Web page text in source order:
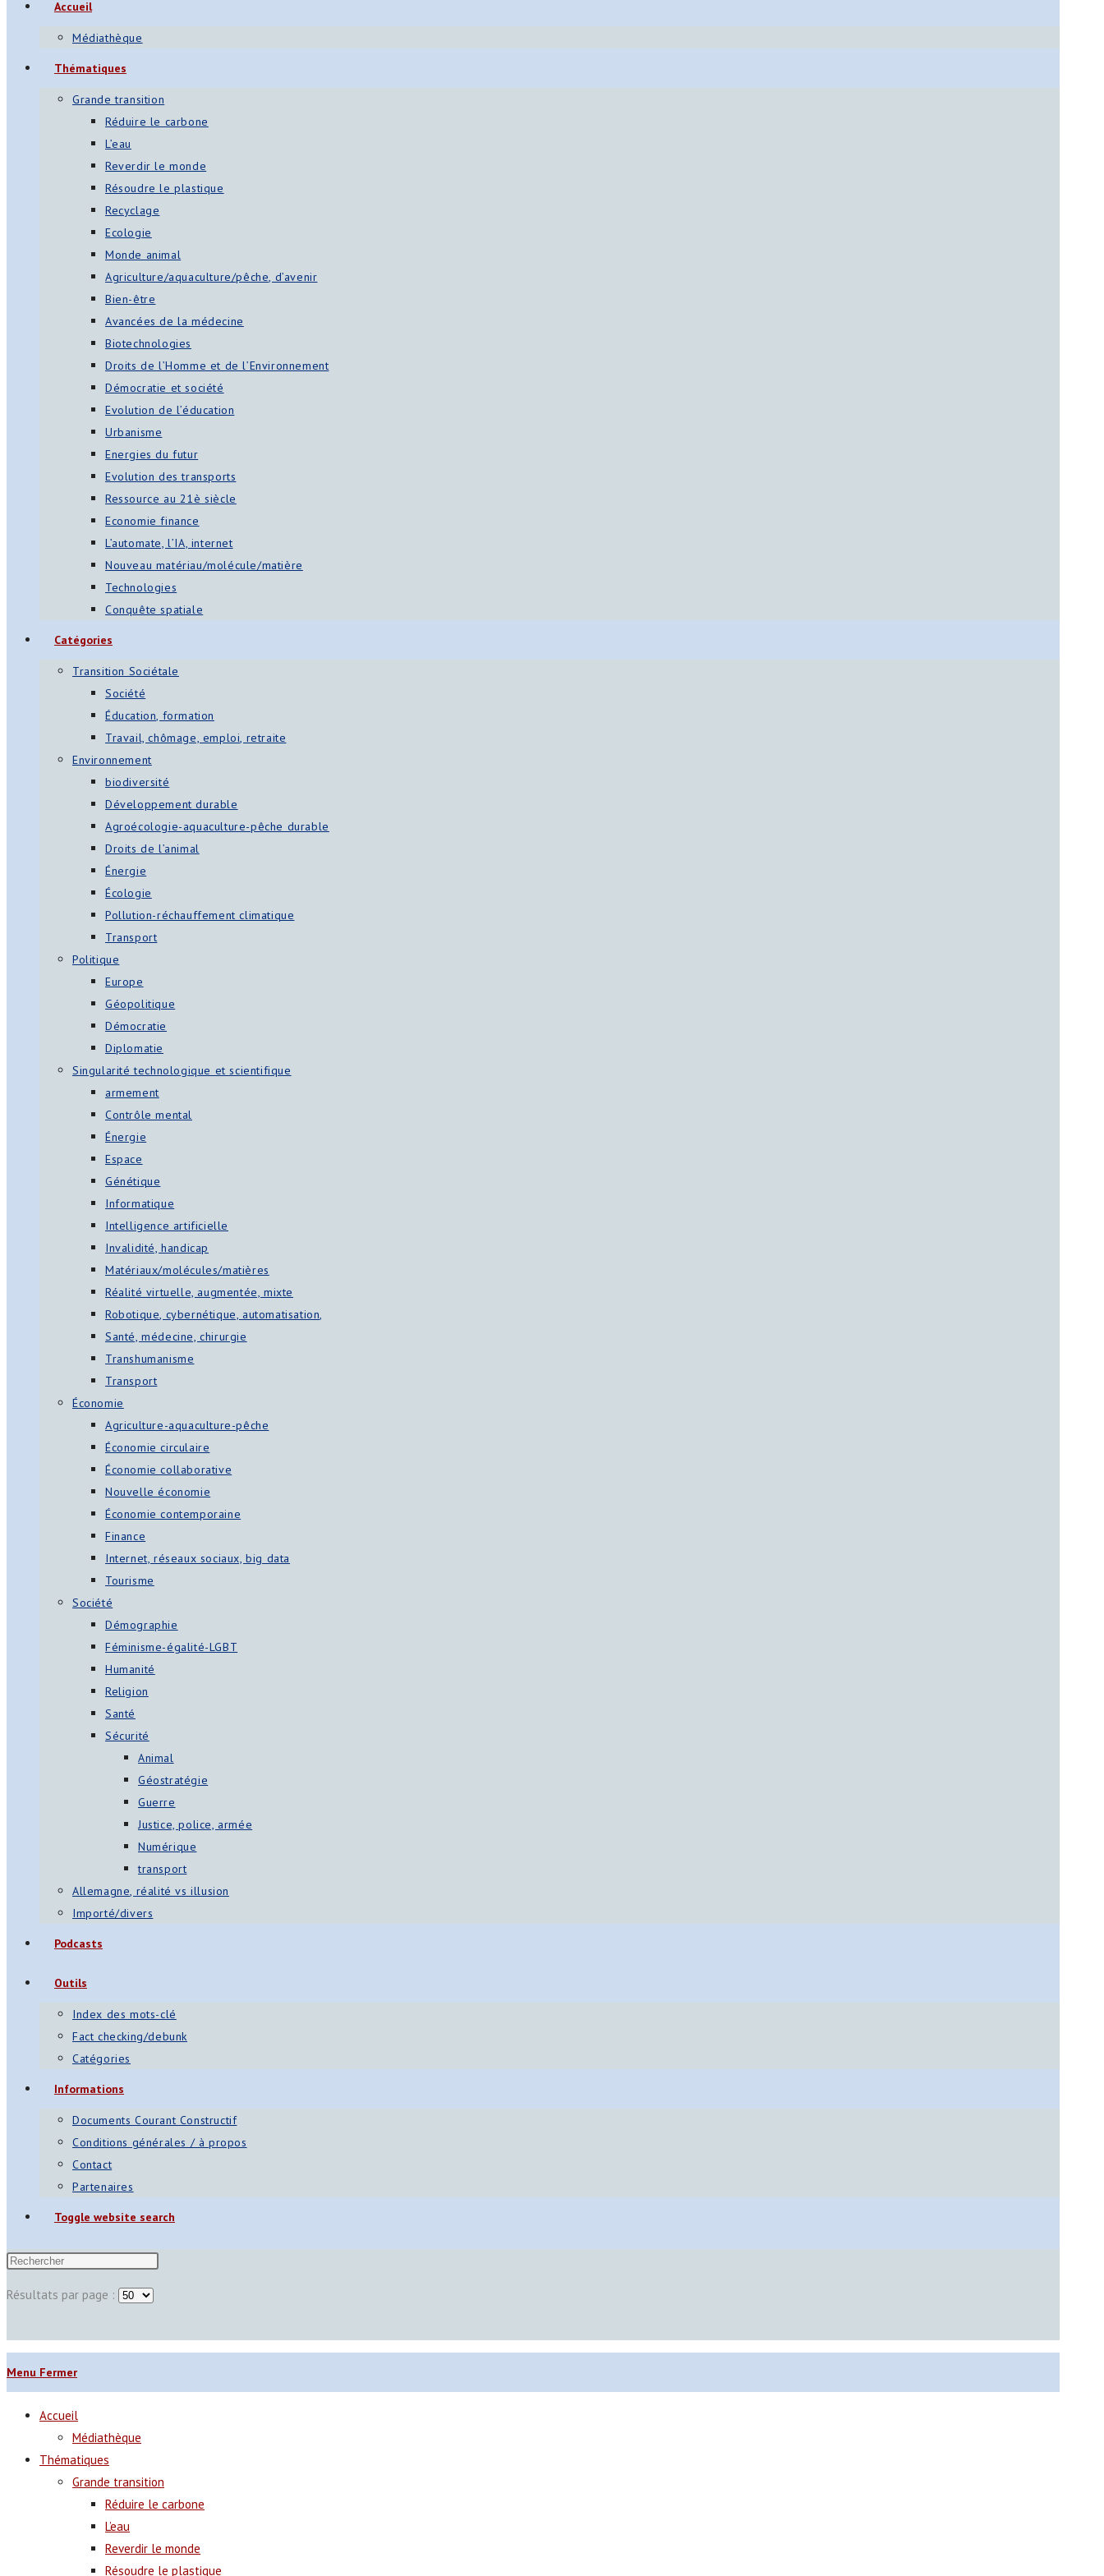
Accueil
Médiathèque
Thématiques
Grande transition
Réduire le carbone
L’eau
Reverdir le monde
Résoudre le plastique
Recyclage
Ecologie
Monde animal
Agriculture/aquaculture/pêche, d’avenir
Bien-être
Avancées de la médecine
Biotechnologies
Droits de l’Homme et de l’Environnement
Démocratie et société
Evolution de l’éducation
Urbanisme
Energies du futur
Evolution des transports
Ressource au 21è siècle
Economie finance
L’automate, l’IA, internet
Nouveau matériau/molécule/matière
Technologies
Conquête spatiale
Catégories
Transition Sociétale
Société
Éducation, formation
Travail, chômage, emploi, retraite
Environnement
biodiversité
Développement durable
Agroécologie-aquaculture-pêche durable
Droits de l’animal
Énergie
Écologie
Pollution-réchauffement climatique
Transport
Politique
Europe
Géopolitique
Démocratie
Diplomatie
Singularité technologique et scientifique
armement
Contrôle mental
Énergie
Espace
Génétique
Informatique
Intelligence artificielle
Invalidité, handicap
Matériaux/molécules/matières
Réalité virtuelle, augmentée, mixte
Robotique, cybernétique, automatisation,
Santé, médecine, chirurgie
Transhumanisme
Transport
Économie
Agriculture-aquaculture-pêche
Économie circulaire
Économie collaborative
Nouvelle économie
Économie contemporaine
Finance
Internet, réseaux sociaux, big data
Tourisme
Société
Démographie
Féminisme-égalité-LGBT
Humanité
Religion
Santé
Sécurité
Animal
Géostratégie
Guerre
Justice, police, armée
Numérique
transport
Allemagne, réalité vs illusion
Importé/divers
Podcasts
Outils
Index des mots-clé
Fact checking/debunk
Catégories
Informations
Documents Courant Constructif
Conditions générales / à propos
Contact
Partenaires
Toggle website search
Résultats par page :
Menu Fermer
Accueil
Médiathèque
Thématiques
Grande transition
Réduire le carbone
L’eau
Reverdir le monde
Résoudre le plastique